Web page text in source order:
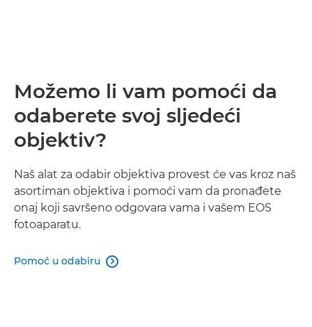
Možemo li vam pomoći da
odaberete svoj sljedeći
objektiv?
Naš alat za odabir objektiva provest će vas kroz naš
asortiman objektiva i pomoći vam da pronađete
onaj koji savršeno odgovara vama i vašem EOS
fotoaparatu.
Pomoć u odabiru 